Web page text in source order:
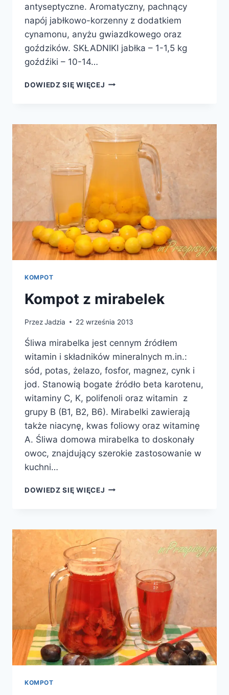
antyseptyczne. Aromatyczny, pachnący
napój jabłkowo-korzenny z dodatkiem
cynamonu, anyżu gwiazdkowego oraz
goździków. SKŁADNIKI jabłka – 1-1,5 kg
goźdźiki – 10-14…
DOWIEDZ SIĘ WIĘCEJ KOMPOT
PRZYPRAW
KORZENNYCH
KOMPOT
Kompot z mirabelek
PrzezJadzia 22 września 2013
Śliwa mirabelka jest cennym źródłem
witamin i składników mineralnych m.in.:
sód, potas, żelazo, fosfor, magnez, cynk i
jod. Stanowią bogate źródło beta karotenu,
witaminy C, K, polifenoli oraz witamin z
grupy B (B1, B2, B6). Mirabelki zawierają
także niacynę, kwas foliowy oraz witaminę
A. Śliwa domowa mirabelka to doskonały
owoc, znajdujący szerokie zastosowanie w
kuchni…
DOWIEDZ SIĘ WIĘCEJ KOMPOT
KOMPOT